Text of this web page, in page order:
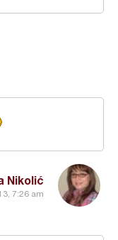
Nikolić
7:26 am